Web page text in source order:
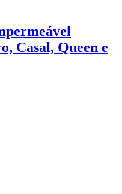
Casal, Queen e